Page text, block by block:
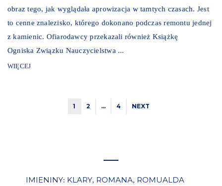
obraz tego, jak wyglądała aprowizacja w tamtych czasach. Jest
to cenne znalezisko, którego dokonano podczas remontu jednej
z kamienic. Ofiarodawcy przekazali również Książkę
Ogniska Związku Nauczycielstwa ...
WIĘCEJ
1 2 … 4 NEXT
IMIENINY: KLARY, ROMANA, ROMUALDA